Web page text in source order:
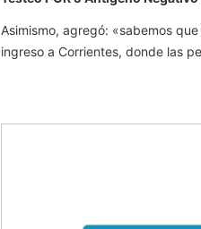
Asimismo, agregó: «sabemos
ingreso a Corrientes, donde las